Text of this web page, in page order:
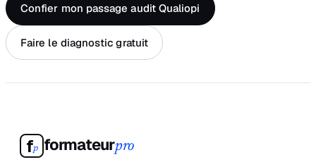
Confier mon passage audit Qualiopi
Faire le diagnostic gratuit
fp formateurpro